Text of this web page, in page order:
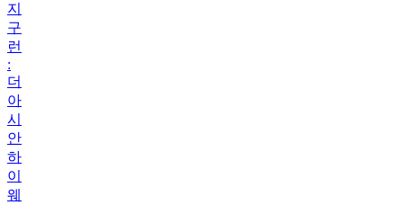
지
구
런
:
더
아
시
안
하
이
웨